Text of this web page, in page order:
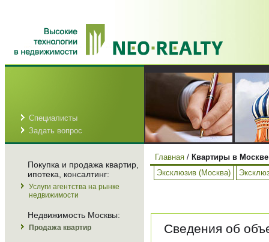
Специалисты
Задать вопрос
Покупка и продажа квартир,
ипотека, консалтинг:
Услуги агентства на рынке
недвижимости
Недвижимость Москвы:
Продажа квартир
Главная / Квартиры в
Эксклюзив (Москва)
Сведения об